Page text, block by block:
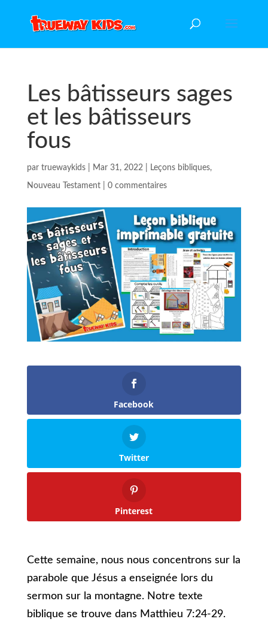
Les bâtisseurs sages
et les bâtisseurs
fous
par truewaykids| Mar 31, 2022| Leçons bibliques,
Nouveau Testament| 0 commentaires
Facebook
Twitter
Pinterest
Cette semaine, nous nous concentrons sur la
parabole que Jésus a enseignée lors du
sermon sur la montagne. Notre texte
biblique se trouve dans Matthieu 7:24-29.